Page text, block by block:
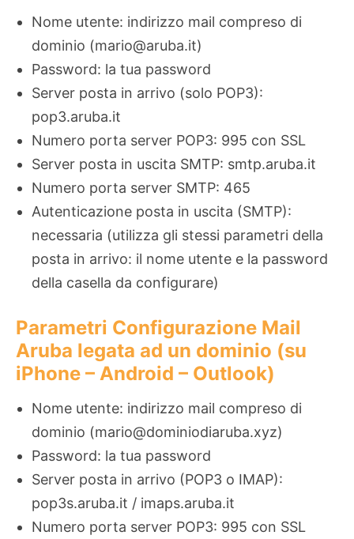
Nome utente: indirizzo mail compreso di
dominio (mario@aruba.it)
Password: la tua password
Server posta in arrivo (solo POP3):
pop3.aruba.it
Numero porta server POP3: 995 con SSL
Server posta in uscita SMTP: smtp.aruba.it
Numero porta server SMTP: 465
Autenticazione posta in uscita (SMTP):
necessaria (utilizza gli stessi parametri della
posta in arrivo: il nome utente e la password
della casella da configurare)
Parametri Configurazione Mail
Aruba legata ad un dominio (su
iPhone – Android – Outlook)
Nome utente: indirizzo mail compreso di
dominio (mario@dominiodiaruba.xyz)
Password: la tua password
Server posta in arrivo (POP3 o IMAP):
pop3s.aruba.it / imaps.aruba.it
Numero porta server POP3: 995 con SSL